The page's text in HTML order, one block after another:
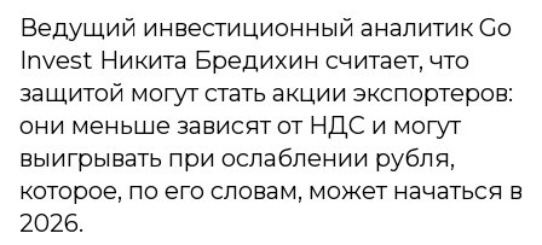
Ведущий инвестиционный аналитик Go
Invest Никита Бредихин считает, что
защитой могут стать акции экспортеров:
они меньше зависят от НДС и могут
выигрывать при ослаблении рубля,
которое, по его словам, может начаться в
2026.